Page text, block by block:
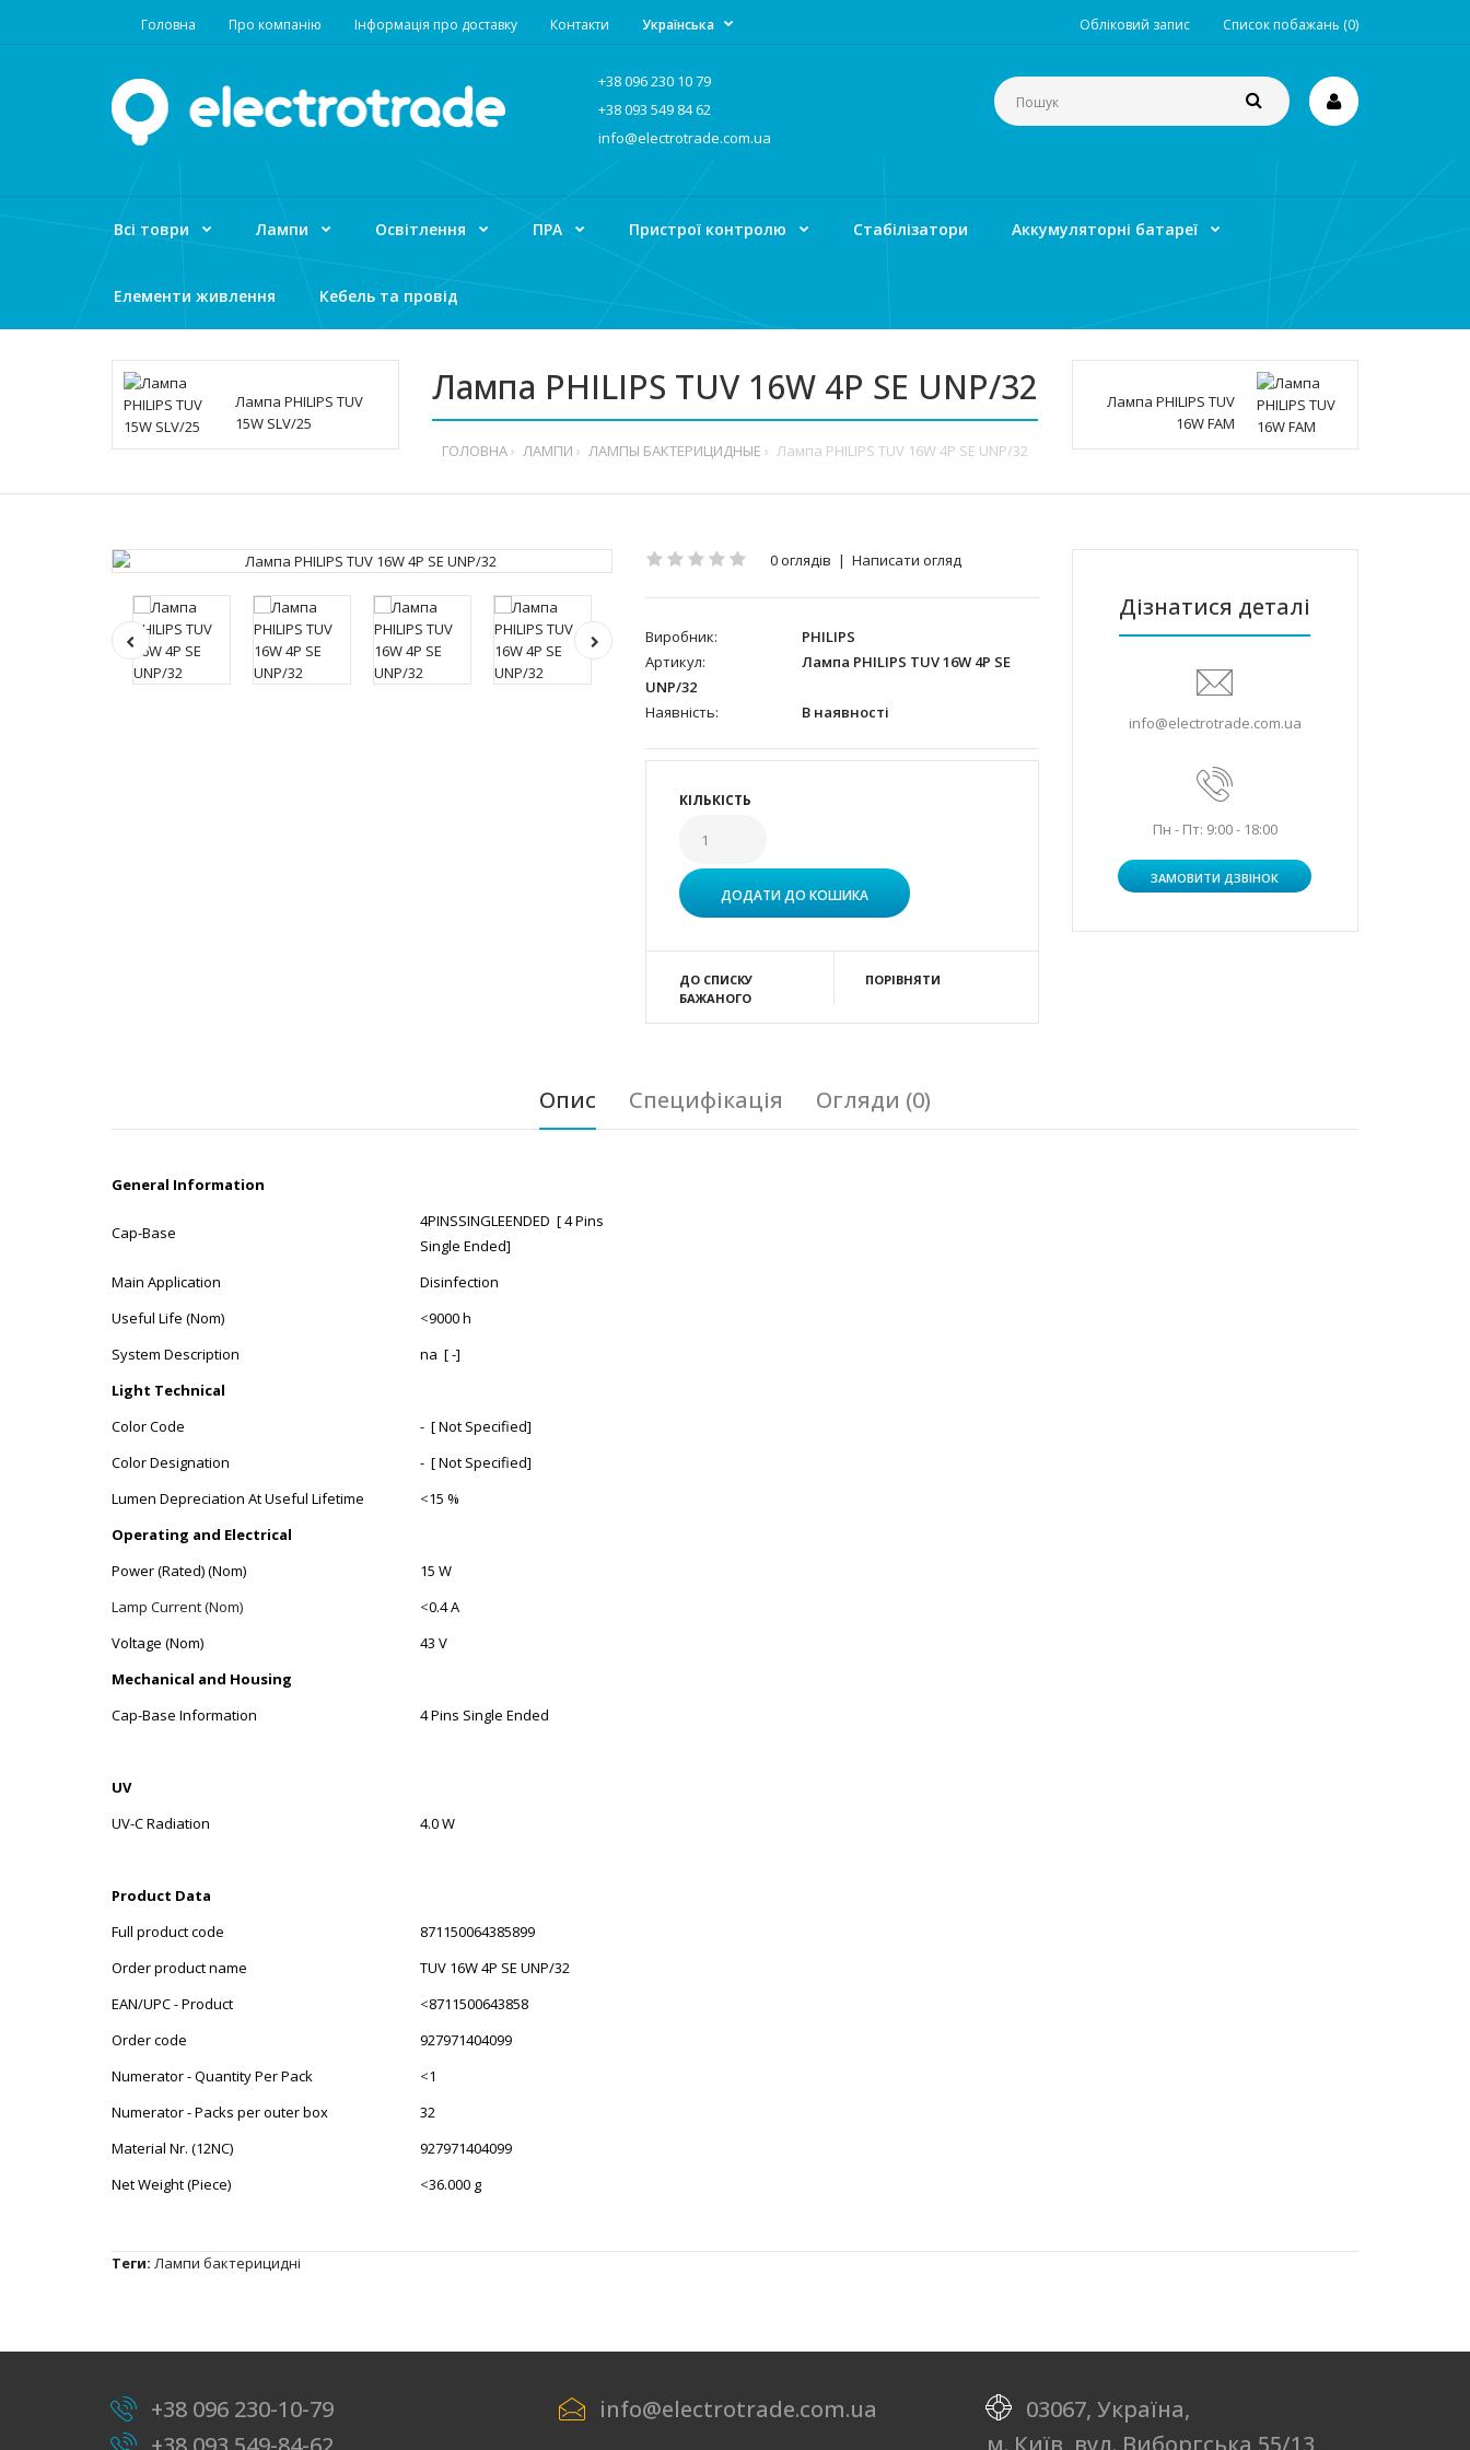
Головна Про компанію Інформація про доставку Контакти Обліковий запис Список побажань (0)
Українська
+38 096 230 10 79
+38 093 549 84 62
info@electrotrade.com.ua
Всі товри Лампи Освітлення ПРА Пристрої контролю Стабілізатори Аккумуляторні батареї
Елементи живлення Кебель та провід
Лампа PHILIPS TUV
15W SLV/25
Лампа PHILIPS TUV 16W 4P SE UNP/32
ГОЛОВНА ЛАМПИ ЛАМПЫ БАКТЕРИЦИДНЫЕ Лампа PHILIPS TUV 16W 4P SE UNP/32
Лампа PHILIPS TUV
16W FAM
0 оглядів | Написати огляд
Виробник:
PHILIPS
Артикул:
Лампа PHILIPS TUV 16W 4P SE
UNP/32
Наявність:
В наявності
КІЛЬКІСТЬ
ДО СПИСКУ
БАЖАНОГО
ПОРІВНЯТИ
Дізнатися деталі
info@electrotrade.com.ua
Пн - Пт: 9:00 - 18:00
ЗАМОВИТИ ДЗВІНОК
Опис Специфікація Огляди (0)
General Information
Cap-Base
4PINSSINGLEENDED [ 4 Pins
Single Ended]
Main Application
Disinfection
Useful Life (Nom)
<9000 h
System Description
na [ -]
Light Technical
Color Code
- [ Not Specified]
Color Designation
- [ Not Specified]
Lumen Depreciation At Useful Lifetime
<15 %
Operating and Electrical
Power (Rated) (Nom)
15 W
Lamp Current (Nom)
<0.4 A
Voltage (Nom)
43 V
Mechanical and Housing
Cap-Base Information
4 Pins Single Ended
UV
UV-C Radiation
4.0 W
Product Data
Full product code
871150064385899
Order product name
TUV 16W 4P SE UNP/32
EAN/UPC - Product
<8711500643858
Order code
927971404099
Numerator - Quantity Per Pack
<1
Numerator - Packs per outer box
32
Material Nr. (12NC)
927971404099
Net Weight (Piece)
<36.000 g
Теги: Лампи бактерицидні
+38 096 230-10-79
info@electrotrade.com.ua
03067, Україна,
м. Київ, вул. Виборгська 55/13